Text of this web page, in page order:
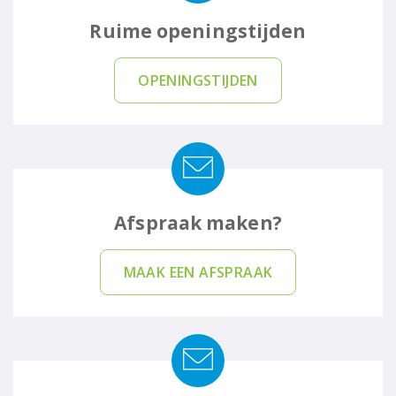
Ruime openingstijden
OPENINGSTIJDEN
Afspraak maken?
MAAK EEN AFSPRAAK